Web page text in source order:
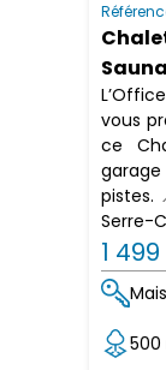
vous
ce
pistes.
Serre-
1
500